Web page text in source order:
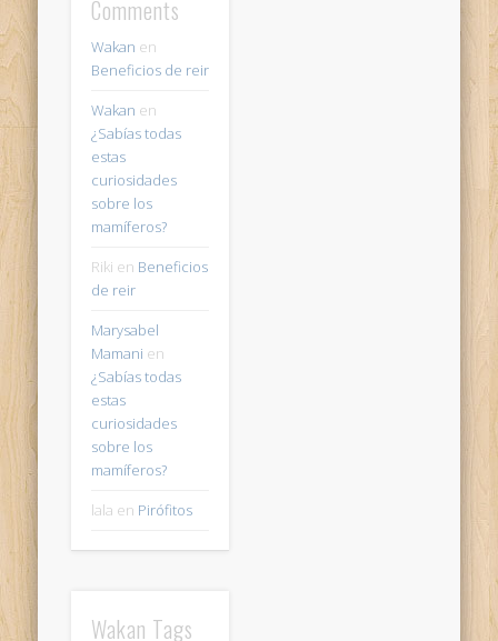
Comments
Wakan en
Beneficios de reir
Wakan en
¿Sabías todas
estas
curiosidades
sobre los
mamíferos?
Riki en Beneficios
de reir
Marysabel
Mamani en
¿Sabías todas
estas
curiosidades
sobre los
mamíferos?
lala en Pirófitos
Wakan Tags